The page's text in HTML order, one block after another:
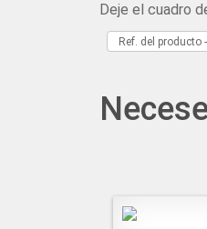
Deje el cuadro
Ref. del producto